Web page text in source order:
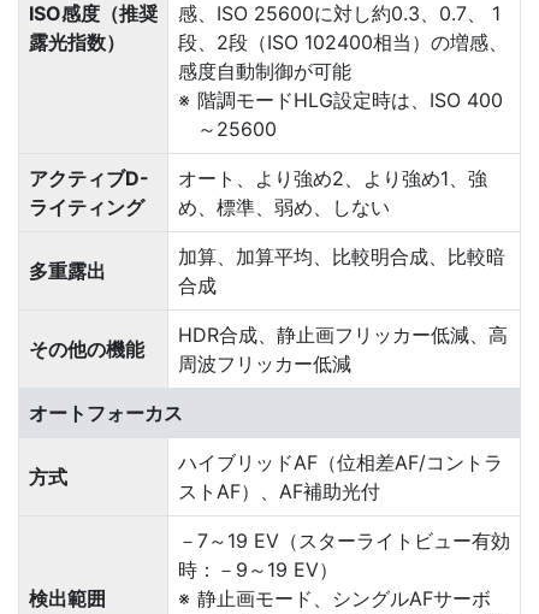
ISO感度（推奨
露光指数）
感、ISO 25600に対し約0.3、0.7、 1
段、2段（ISO 102400相当）の増感、
感度自動制御が可能
階調モードHLG設定時は、ISO 400
～25600
アクティブD-
ライティング
オート、より強め2、より強め1、強
め、標準、弱め、しない
多重露出
加算、加算平均、比較明合成、比較暗
合成
その他の機能
HDR合成、静止画フリッカー低減、高
周波フリッカー低減
オートフォーカス
方式
ハイブリッドAF（位相差AF/コントラ
ストAF）、AF補助光付
検出範囲
－7～19 EV（スターライトビュー有効
時：－9～19 EV）
静止画モード、シングルAFサーボ